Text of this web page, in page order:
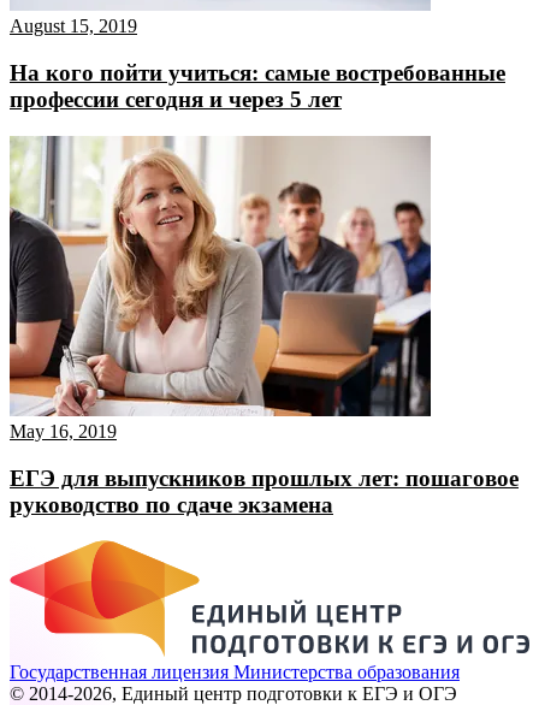
August 15, 2019
На кого пойти учиться: самые востребованные
профессии сегодня и через 5 лет
May 16, 2019
ЕГЭ для выпускников прошлых лет: пошаговое
руководство по сдаче экзамена
Государственная лицензия Министерства образования
© 2014-2026, Единый центр подготовки к ЕГЭ и ОГЭ